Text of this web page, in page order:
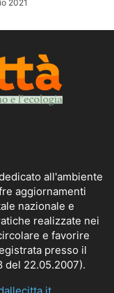
2021
all'ambiente
aggiornamenti
nazionale e
realizzate nei
e favorire
presso il
del 22.05.2007).